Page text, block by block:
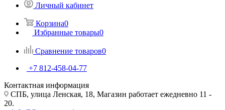
Личный кабинет
Корзина0
Избранные товары0
Сравнение товаров0
+7 812-458-04-77
Контактная информация
СПБ, улица Ленская, 18, Магазин работает ежедневно 11 -
20.